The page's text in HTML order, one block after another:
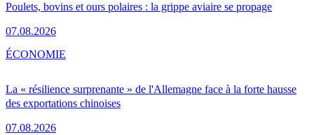
Poulets, bovins et ours polaires : la grippe aviaire se propage
07.08.2026
La « résilience surprenante » de l'Allemagne face à la forte hausse
des exportations chinoises
07.08.2026
ÉCONOMIE